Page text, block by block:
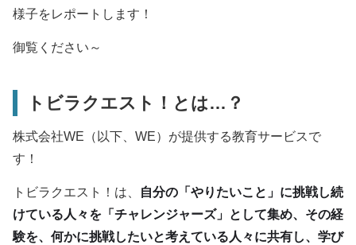
様子をレポートします！
御覧ください～
トビラクエスト！とは…？
株式会社WE（以下、WE）が提供する教育サービスで
す！
トビラクエスト！は、
自分の「やりたいこと」に挑戦し続
けている人々を「チャレンジャーズ」として集め、その経
験を、何かに挑戦したいと考えている人々に共有し、学び